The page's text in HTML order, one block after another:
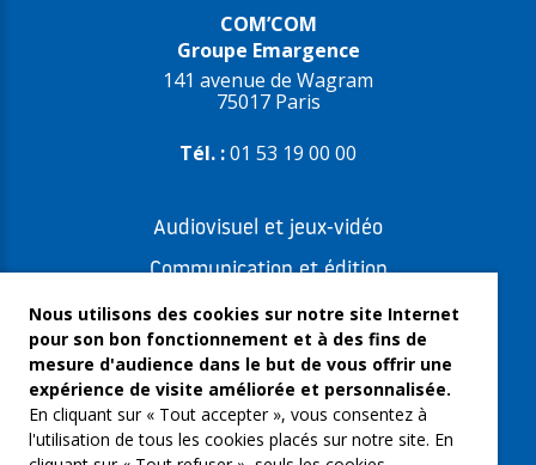
COM’COM
Groupe Emargence
141 avenue de Wagram
75017 Paris
Tél. :01 53 19 00 00
Audiovisuel et jeux-vidéo
Communication et édition
Freelances et artistes-auteurs
Musique et spectacles
Qui sommes-nous ?
Groupe Emargence
Nous utilisons des cookies sur notre site Internet
pour son bon fonctionnement et à des fins de
mesure d'audience dans le but de vous offrir une
expérience de visite améliorée et personnalisée.
En cliquant sur « Tout accepter », vous consentez à
l'utilisation de tous les cookies placés sur notre site. En